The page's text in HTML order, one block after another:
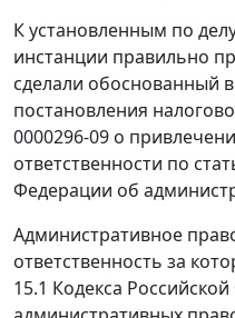
К установленным по
инстанции правильно
сделали обоснованный
постановления
0000296-09 о
ответственности по
Федерации об
Административное
ответственность за
15.1 Кодекса